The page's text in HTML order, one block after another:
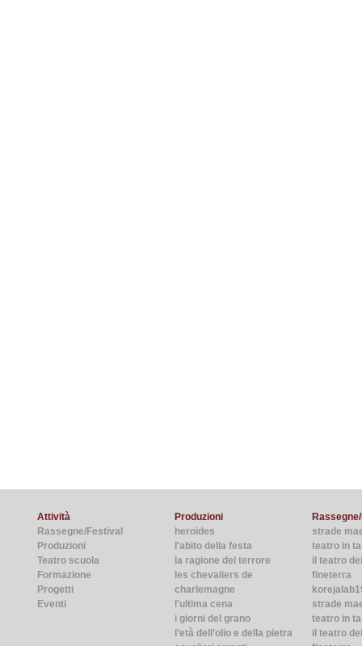
Attività
Rassegne/Festival
Produzioni
Teatro scuola
Formazione
Progetti
Eventi
Produzioni
heroides
l'abito della festa
la ragione del terrore
les chevaliers de
charlemagne
l'ultima cena
i giorni del grano
l’età dell’olio e della pietra
strade
teatro in
il teatro
fineterra
strade
teatro in
il teatro